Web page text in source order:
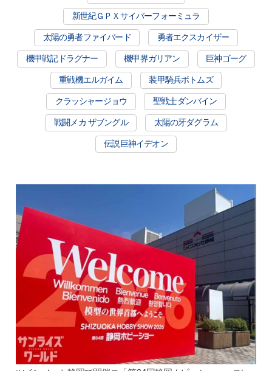
新世紀ＧＰＸサイバーフォーミュラ
太陽の勇者ファイバード 勇者エクスカイザー
機甲戦記ドラグナー 機甲界ガリアン 巨神ゴーグ
重戦機エルガイム 装甲騎兵ボトムズ
クラッシャージョウ 聖戦士ダンバイン
戦闘メカ ザブングル 太陽の牙ダグラム
伝説巨神イデオン